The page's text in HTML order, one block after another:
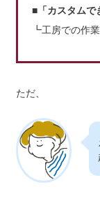
■「カスタムで
┗工房での作
ただ、